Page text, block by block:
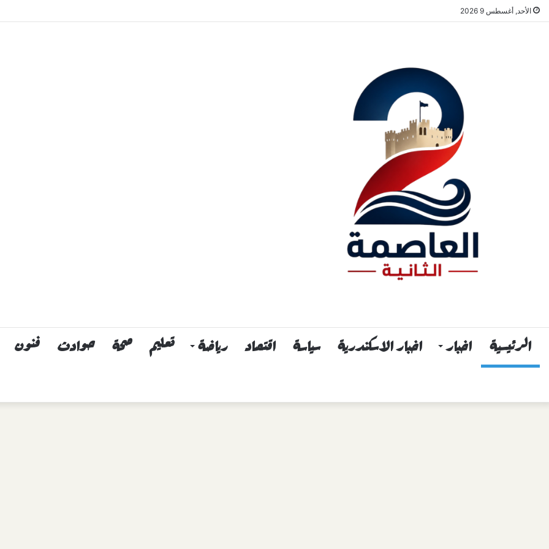
الأحد, أغسطس 9 2026
الرئيسية اخبار اخبار الاسكندرية سياسة اقتصاد رياضة تعليم صحة حوادث فنون